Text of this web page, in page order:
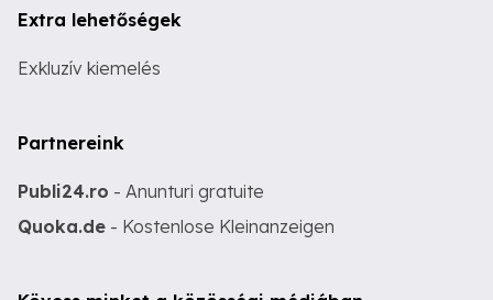
Extra lehetőségek
Exkluzív kiemelés
Partnereink
Publi24.ro - Anunturi gratuite
Quoka.de - Kostenlose Kleinanzeigen